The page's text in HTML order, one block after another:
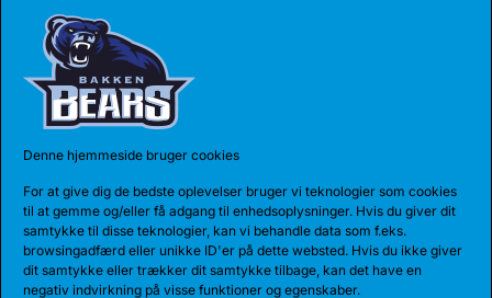
Denne hjemmeside bruger cookies
For at give dig de bedste oplevelser bruger vi teknologier som cookies
til at gemme og/eller få adgang til enhedsoplysninger. Hvis du giver dit
samtykke til disse teknologier, kan vi behandle data som f.eks.
browsingadfærd eller unikke ID'er på dette websted. Hvis du ikke giver
dit samtykke eller trækker dit samtykke tilbage, kan det have en
negativ indvirkning på visse funktioner og egenskaber.
BEARS HENTER ATLETISK GUARD
Den 185 cm høje amerikanske guard, Myles Corey,
har indgået en 1-årig aftale med...